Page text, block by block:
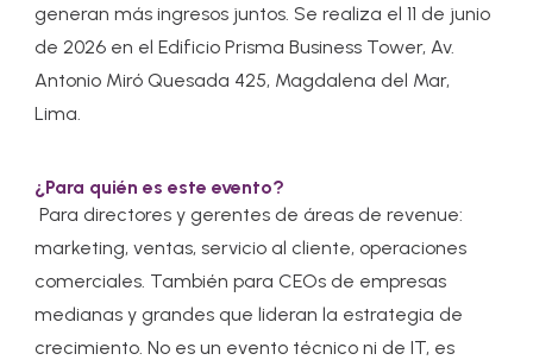
generan más ingresos juntos. Se realiza el 11 de junio
de 2026 en el Edificio Prisma Business Tower, Av.
Antonio Miró Quesada 425, Magdalena del Mar,
Lima.
¿Para quién es este evento?
Para directores y gerentes de áreas de revenue:
marketing, ventas, servicio al cliente, operaciones
comerciales. También para CEOs de empresas
medianas y grandes que lideran la estrategia de
crecimiento. No es un evento técnico ni de IT, es